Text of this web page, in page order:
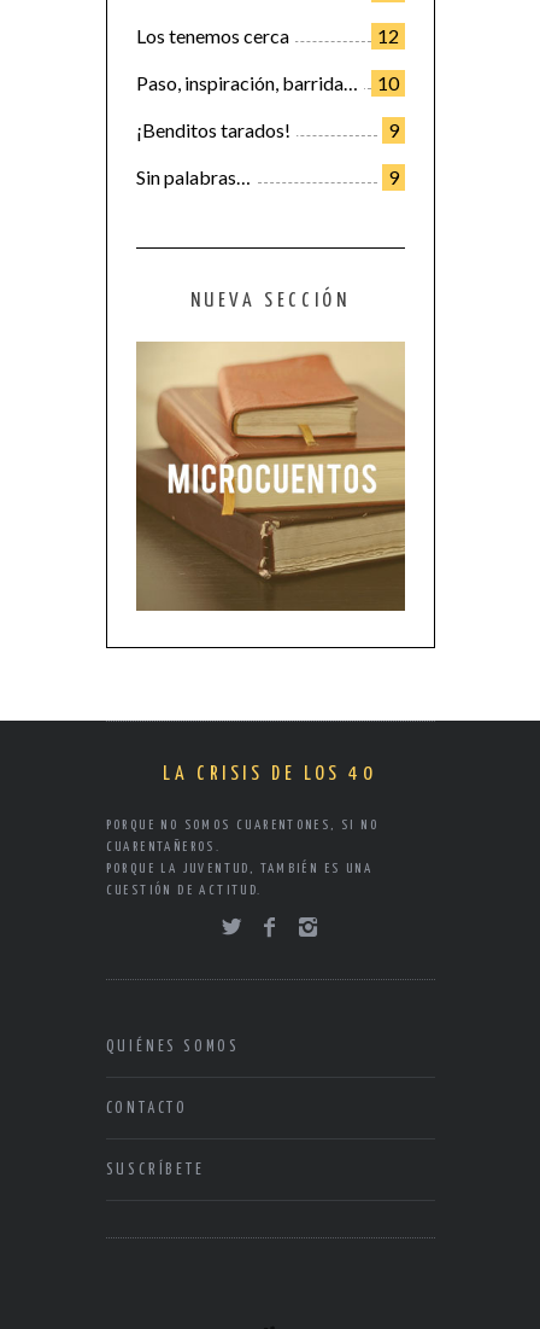
12
Los tenemos cerca
10
Paso, inspiración, barrida…
9
¡Benditos tarados!
9
Sin palabras…
NUEVA SECCIÓN
LA CRISIS DE LOS 40
PORQUE NO SOMOS CUARENTONES, SI NO
CUARENTAÑEROS.
PORQUE LA JUVENTUD, TAMBIÉN ES UNA
CUESTIÓN DE ACTITUD.
QUIÉNES SOMOS
CONTACTO
SUSCRÍBETE